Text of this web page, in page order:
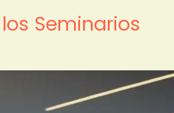
Seminarios